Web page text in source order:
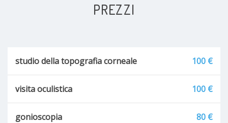
PREZZI
studio della topografia corneale 100 €
visita oculistica 100 €
gonioscopia 80 €